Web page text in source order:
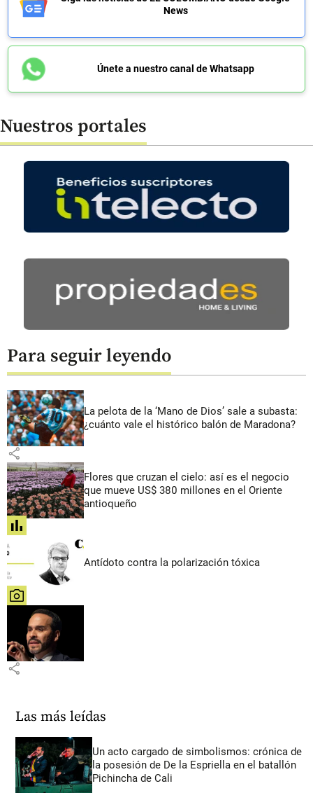
News
Únete a nuestro canal de Whatsapp
Nuestros portales
Para seguir leyendo
La pelota de la ‘Mano de Dios’ sale a subasta:
¿cuánto vale el histórico balón de Maradona?
share
Flores que cruzan el cielo: así es el negocio
que mueve US$ 380 millones en el Oriente
antioqueño
share
Antídoto contra la polarización tóxica
share
share
Las más leídas
Un acto cargado de simbolismos: crónica de
la posesión de De la Espriella en el batallón
Pichincha de Cali